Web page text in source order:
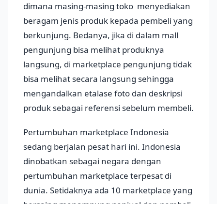
dimana masing-masing toko menyediakan
beragam jenis produk kepada pembeli yang
berkunjung. Bedanya, jika di dalam mall
pengunjung bisa melihat produknya
langsung, di marketplace pengunjung tidak
bisa melihat secara langsung sehingga
mengandalkan etalase foto dan deskripsi
produk sebagai referensi sebelum membeli.
Pertumbuhan marketplace Indonesia
sedang berjalan pesat hari ini. Indonesia
dinobatkan sebagai negara dengan
pertumbuhan marketplace terpesat di
dunia. Setidaknya ada 10 marketplace yang